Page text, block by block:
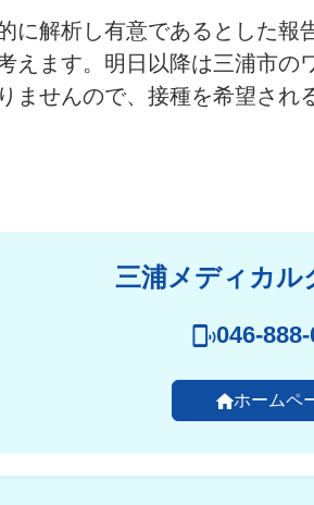
に解析し有意であるとした報
えます。明日以降は三浦市の
ませんので、接種を希望され
三浦メディカル
046-
ホームペ